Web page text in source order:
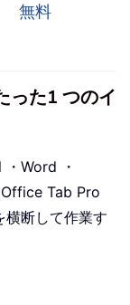
無料
った1 つのイ
Word ・
Tab Pro
断して作業す